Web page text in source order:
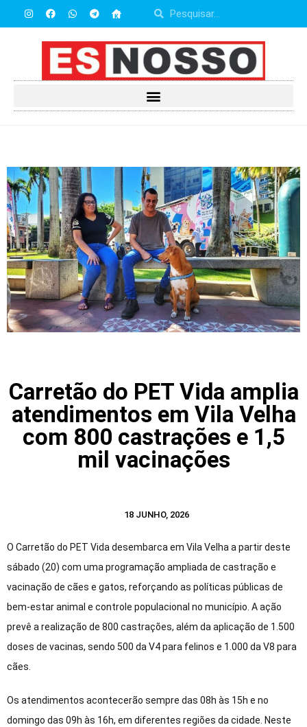
Carretão do PET Vida amplia
atendimentos em Vila Velha
com 800 castrações e 1,5
mil vacinações
18 JUNHO, 2026
O Carretão do PET Vida desembarca em Vila Velha a partir deste
sábado (20) com uma programação ampliada de castração e
vacinação de cães e gatos, reforçando as políticas públicas de
bem-estar animal e controle populacional no município. A ação
prevê a realização de 800 castrações, além da aplicação de 1.500
doses de vacinas, sendo 500 da V4 para felinos e 1.000 da V8 para
cães.
Os atendimentos acontecerão sempre das 08h às 15h e no
domingo das 09h às 16h, em diferentes regiões da cidade. Neste